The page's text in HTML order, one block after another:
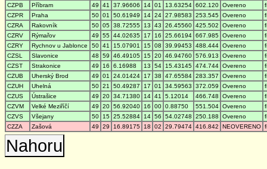
CZPB
Příbram 49 41 37.96606 14 01 13.63254 602.120 Overeno
CZPR
Praha 50 01 50.61949 14 24 27.98583 253.545 Overeno
CZRA
Rakovník 50 05 38.72555 13 43 26.45560 425.502 Overeno
CZRV
Rýmařov 49 55 44.02635 17 16 25.66194 667.985 Overeno
CZRY
Rychnov u Jablonce 50 41 15.07901 15 08 39.99453 488.444 Overeno
CZSL
Slavonice 48 59 46.49105 15 20 46.94760 576.913 Overeno
CZST
Strakonice 49 16 6.16988 13 54 15.43145 474.744 Overeno
CZUB
Uherský Brod 49 01 24.01424 17 38 47.65584 283.357 Overeno
CZUH
Uhelná 50 21 50.49287 17 01 34.59563 372.059 Overeno
CZUS
Ústrašice 49 20 34.71380 14 41 5.12014 466.748 Overeno
CZVM
Velké Meziříčí 49 20 56.92040 16 00 0.88750 551.504 Overeno
CZVS
Všejany 50 15 25.52884 14 56 54.02748 250.188 Overeno
CZZA
Zašová 49 29 16.89175 18 02 29.79474 416.842 NEOVERENO
Nahoru